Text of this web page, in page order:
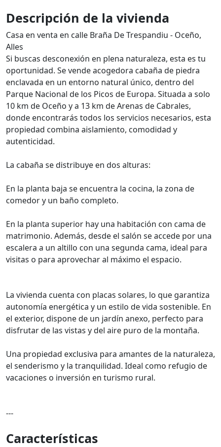
Descripción de la vivienda
Casa en venta en calle Braña De Trespandiu - Oceño,
Alles
Si buscas desconexión en plena naturaleza, esta es tu
oportunidad. Se vende acogedora cabaña de piedra
enclavada en un entorno natural único, dentro del
Parque Nacional de los Picos de Europa. Situada a solo
10 km de Oceño y a 13 km de Arenas de Cabrales,
donde encontrarás todos los servicios necesarios, esta
propiedad combina aislamiento, comodidad y
autenticidad.
La cabaña se distribuye en dos alturas:
En la planta baja se encuentra la cocina, la zona de
comedor y un baño completo.
En la planta superior hay una habitación con cama de
matrimonio. Además, desde el salón se accede por una
escalera a un altillo con una segunda cama, ideal para
visitas o para aprovechar al máximo el espacio.
La vivienda cuenta con placas solares, lo que garantiza
autonomía energética y un estilo de vida sostenible. En
el exterior, dispone de un jardín anexo, perfecto para
disfrutar de las vistas y del aire puro de la montaña.
Una propiedad exclusiva para amantes de la naturaleza,
el senderismo y la tranquilidad. Ideal como refugio de
vacaciones o inversión en turismo rural.
---
Características